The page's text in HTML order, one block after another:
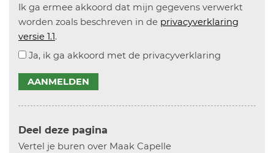
Ik ga ermee akkoord dat mijn gegevens verwerkt
worden zoals beschreven in de privacyverklaring
versie 1.1.
Ja, ik ga akkoord met de privacyverklaring
AANMELDEN
Deel deze pagina
Vertel je buren over Maak Capelle